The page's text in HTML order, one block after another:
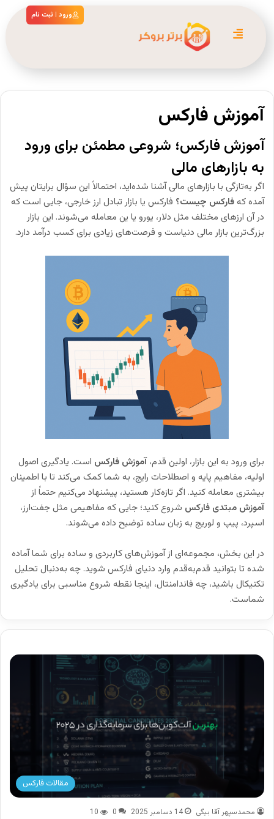
ورود | ثبت نام
آموزش فارکس
آموزش فارکس؛ شروعی مطمئن برای ورود
به بازارهای مالی
اگر به‌تازگی با بازارهای مالی آشنا شده‌اید، احتمالاً این سؤال برایتان پیش
آمده که فارکس چیست؟ فارکس یا بازار تبادل ارز خارجی، جایی است که
در آن ارزهای مختلف مثل دلار، یورو یا ین معامله می‌شوند. این بازار
بزرگ‌ترین بازار مالی دنیاست و فرصت‌های زیادی برای کسب درآمد دارد.
برای ورود به این بازار، اولین قدم،آموزش فارکس است. یادگیری اصول
اولیه، مفاهیم پایه و اصطلاحات رایج، به شما کمک می‌کند تا با اطمینان
بیشتری معامله کنید. اگر تازه‌کار هستید، پیشنهاد می‌کنیم حتماً از
آموزش مبتدی فارکس شروع کنید؛ جایی که مفاهیمی مثل جفت‌ارز،
اسپرد، پیپ و لوریج به زبان ساده توضیح داده می‌شوند.
در این بخش، مجموعه‌ای از آموزش‌های کاربردی و ساده برای شما آماده
شده تا بتوانید قدم‌به‌قدم وارد دنیای فارکس شوید. چه به‌دنبال تحلیل
تکنیکال باشید، چه فاندامنتال، اینجا نقطه شروع مناسبی برای یادگیری
شماست.
مقالات فارکس
محمدسپهر آقا بیگی 14 دسامبر 2025 0
10